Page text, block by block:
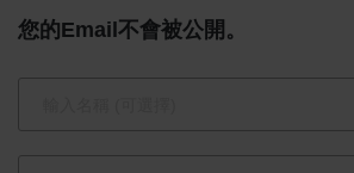
家供奉」
您的Email不會被公開。